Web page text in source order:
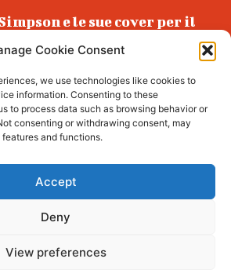
Cookie Consent
we use technologies like cookies to
information. Consenting to these
to process data such as browsing behavior or
consenting or withdrawing consent, may
and functions.
Accept
Deny
View preferences
e le sue cover per il
ha condannato
- All rights reserved. Made with
News Portal about living, lifestyle,
wellness. Take your time and